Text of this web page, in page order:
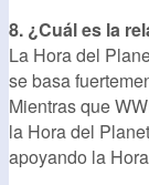
8. ¿Cuál es la
La Hora del
se basa
Mientras que
la Hora del
apoyando la